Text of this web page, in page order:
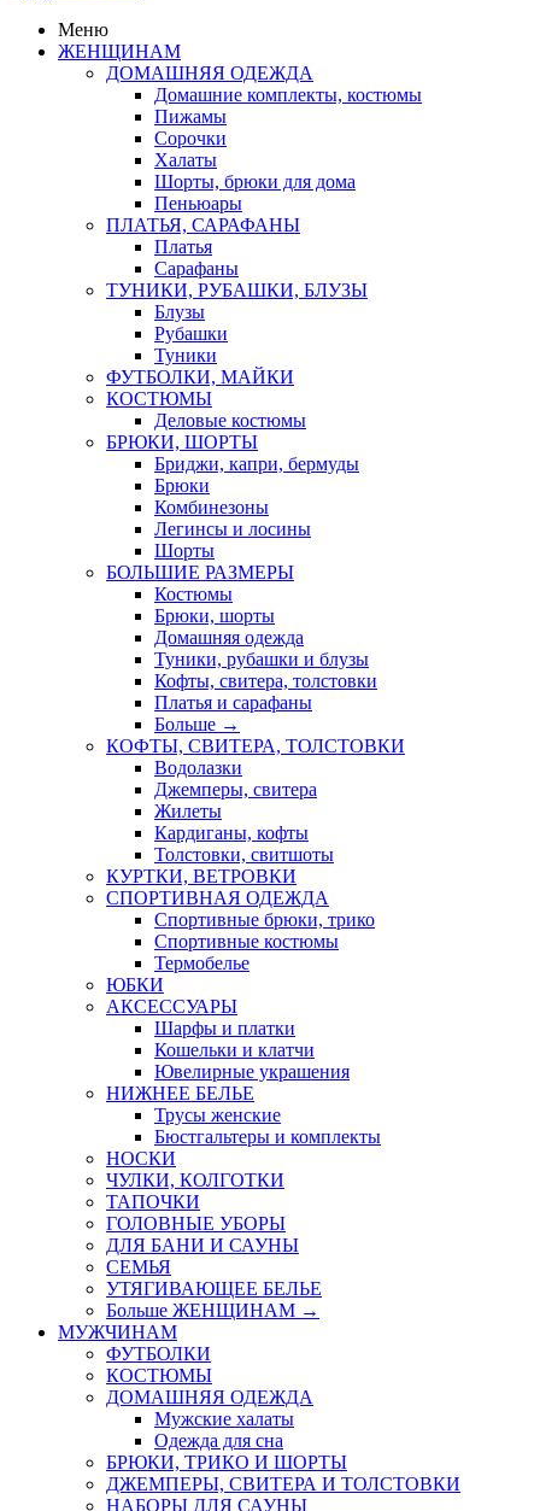
Меню
ЖЕНЩИНАМ
ДОМАШНЯЯ ОДЕЖДА
Домашние комплекты, костюмы
Пижамы
Сорочки
Халаты
Шорты, брюки для дома
Пеньюары
ПЛАТЬЯ, САРАФАНЫ
Платья
Сарафаны
ТУНИКИ, РУБАШКИ, БЛУЗЫ
Блузы
Рубашки
Туники
ФУТБОЛКИ, МАЙКИ
КОСТЮМЫ
Деловые костюмы
БРЮКИ, ШОРТЫ
Бриджи, капри, бермуды
Брюки
Комбинезоны
Легинсы и лосины
Шорты
БОЛЬШИЕ РАЗМЕРЫ
Костюмы
Брюки, шорты
Домашняя одежда
Туники, рубашки и блузы
Кофты, свитера, толстовки
Платья и сарафаны
Больше →
КОФТЫ, СВИТЕРА, ТОЛСТОВКИ
Водолазки
Джемперы, свитера
Жилеты
Кардиганы, кофты
Толстовки, свитшоты
КУРТКИ, ВЕТРОВКИ
СПОРТИВНАЯ ОДЕЖДА
Спортивные брюки, трико
Спортивные костюмы
Термобелье
ЮБКИ
AКСЕССУАРЫ
Шарфы и платки
Кошельки и клатчи
Ювелирные украшения
НИЖНЕЕ БЕЛЬЕ
Трусы женские
Бюстгальтеры и комплекты
НОСКИ
ЧУЛКИ, КОЛГОТКИ
ТАПОЧКИ
ГОЛОВНЫЕ УБОРЫ
ДЛЯ БАНИ И САУНЫ
СЕМЬЯ
УТЯГИВАЮЩЕЕ БЕЛЬЕ
Больше ЖЕНЩИНАМ →
МУЖЧИНАМ
ФУТБОЛКИ
КОСТЮМЫ
ДОМАШНЯЯ ОДЕЖДА
Мужские халаты
Одежда для сна
БРЮКИ, ТРИКО И ШОРТЫ
ДЖЕМПЕРЫ, СВИТЕРА И ТОЛСТОВКИ
НАБОРЫ ДЛЯ САУНЫ